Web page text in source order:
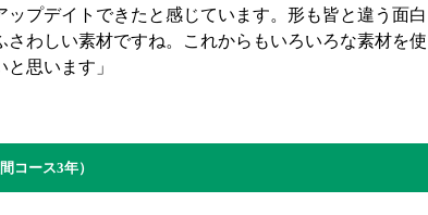
プデイトできたと感じています。形も皆と違う面白
わしい素材ですね。これからもいろいろな素材を使
思います」
コース3年）